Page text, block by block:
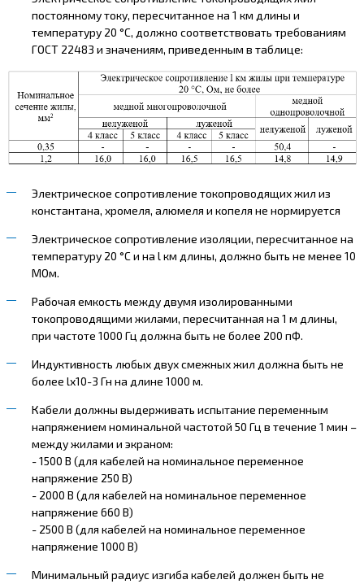
постоянному току, пересчитанное на 1 км длины и
температуру 20 °С, должно соответствовать требованиям
ГОСТ 22483 и значениям, приведенным в таблице:
Электрическое сопротивление токопроводящих жил из
константана, хромеля, алюмеля и копеля не нормируется
Электрическое сопротивление изоляции, пересчитанное на
температуру 20 °С и на l км длины, должно быть не менее 10
МОм.
Рабочая емкость между двумя изолированными
токопроводящими жилами, пересчитанная на 1 м длины,
при частоте 1000 Гц должна быть не более 200 пФ.
Индуктивность любых двух смежных жил должна быть не
более lх10-3 Гн на длине 1000 м.
Кабели должны выдерживать испытание переменным
напряжением номинальной частотой 50 Гц в течение 1 мин –
между жилами и экраном:
- 1500 В (для кабелей на номинальное переменное
напряжение 250 В)
- 2000 В (для кабелей на номинальное переменное
напряжение 660 В)
- 2500 В (для кабелей на номинальное переменное
напряжение 1000 В)
Минимальный радиус изгиба кабелей должен быть не